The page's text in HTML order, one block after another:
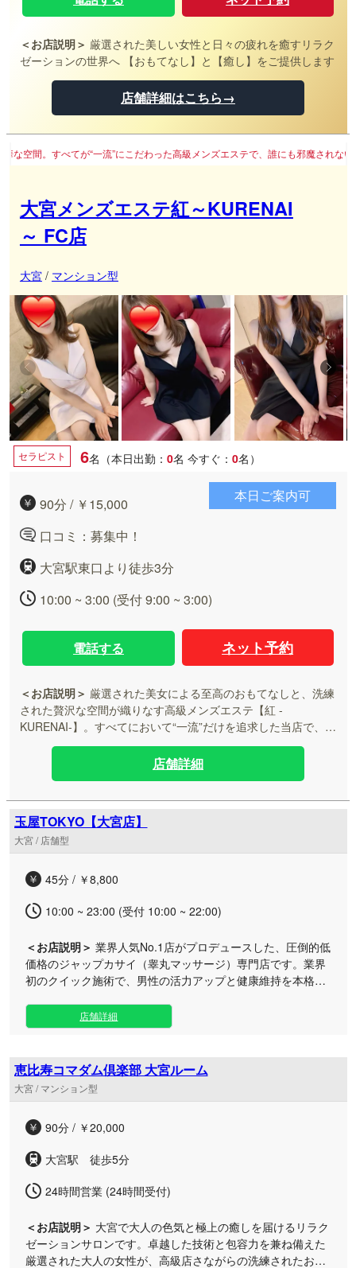
＜お店説明＞ 厳選された美しい女性と日々の疲れを癒すリラク
ゼーションの世界へ 【おもてなし】と【癒し】をご提供します
店舗詳細はこちら→
こだわった高級メンズエステで、誰にも邪魔されない極上のひとときを。
大宮メンズエステ紅～KURENAI
～ FC店
大宮/ マンション型
セラピスト 6名（本日出勤： 0名 今すぐ： 0名）
90分 / ￥15,000
口コミ：募集中！
大宮駅東口より徒歩3分
10:00 ~ 3:00 (受付 9:00 ~ 3:00)
本日ご案内可
電話する ネット予約
＜お店説明＞ 厳選された美女による至高のおもてなしと、洗練
された贅沢な空間が織りなす高級メンズエステ【紅 -
KURENAI-】。すべてにおいて“一流”だけを追求した当店で、日
常を忘れる極上の体験をお届けします。 当店では、容姿端麗な
セラピストの在籍はもちろん、細やかなサービス精神、心から
寛げる豪華なプライベート空間まで、お客様が求める理想のす
堪能ください。スタッフ一同、最高峰のホスピタリティでお迎
えいたします。
店舗詳細
玉屋TOKYO【大宮店】
大宮 / 店舗型
45分 / ￥8,800
10:00 ~ 23:00 (受付 10:00 ~ 22:00)
＜お店説明＞ 業界人気No.1店がプロデュースした、圧倒的低
価格のジャップカサイ（睾丸マッサージ）専門店です。業界
初のクイック施術で、男性の活力アップと健康維持を本格サ
り、男性の健康を真剣に考えたプログラムを提供する専門サ
ロンです。全7部屋の完全個室空間をご用意し、他にはない
イは活力の源であるテストステロンの分泌を促すだけでな
く、加齢に伴う排尿トラブルの緩和、股関節の可動域拡大、
腰痛のケアなど、身体機能の向上に多くのメリットをもたら
簡単なストレッチや日常生活の注意点など、丁寧なセルフケ
続けられる」「通いやすいリーズナブルな価格設定」にこだ
わり抜き、お客様のより良いお身体づくりを専門チームが二
人三脚でお手伝いいたします。
店舗詳細
恵比寿コマダム倶楽部 大宮ルーム
大宮 / マンション型
90分 / ￥20,000
大宮駅 徒歩5分
24時間営業 (24時間受付)
＜お店説明＞ 大宮で大人の色気と極上の癒しを届けるリラク
ゼーションサロンです。卓越した技術と包容力を兼ね備えた
厳選された大人の女性が、高級店さながらの洗練されたおも